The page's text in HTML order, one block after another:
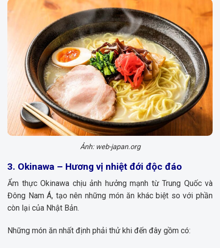
Ảnh: web-japan.org
3. Okinawa – Hương vị nhiệt đới độc đáo
Ẩm thực Okinawa chịu ảnh hưởng mạnh từ Trung Quốc và
Đông Nam Á, tạo nên những món ăn khác biệt so với phần
còn lại của Nhật Bản.
Những món ăn nhất định phải thử khi đến đây gồm có: